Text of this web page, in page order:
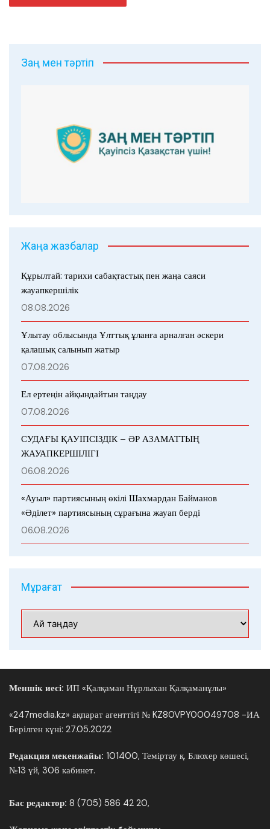
Заң мен тәртіп
Жаңа жазбалар
Құрылтай: тарихи сабақтастық пен жаңа саяси
жауапкершілік
08.08.2026
Ұлытау облысында Ұлттық ұланға арналған әскери
қалашық салынып жатыр
07.08.2026
Ел ертеңін айқындайтын таңдау
07.08.2026
СУДАҒЫ ҚАУІПСІЗДІК – ӘР АЗАМАТТЫҢ
ЖАУАПКЕРШІЛІГІ
06.08.2026
«Ауыл» партиясының өкілі Шахмардан Байманов
«Әділет» партиясының сұрағына жауап берді
06.08.2026
Мұрағат
Меншік иесі: ИП «Қалқаман Нұрлыхан Қалқаманұлы»
«247media.kz» ақпарат агенттігі № KZ80VPY00049708 -ИА
Берілген күні: 27.05.2022
Редакция мекенжайы: 101400, Теміртау қ. Блюхер көшесі,
№13 үй, 306 кабинет.
Бас редактор: 8 (705) 586 42 20,